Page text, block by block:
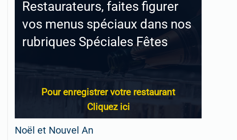
Restaurateurs, faites figurer
vos menus spéciaux dans nos
rubriques Spéciales Fêtes
Pour enregistrer votre restaurant
Cliquez ici
Noël et Nouvel An